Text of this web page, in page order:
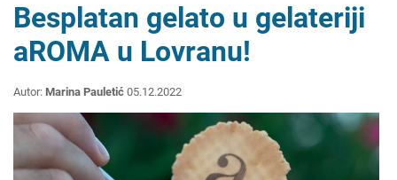
Besplatan gelato u gelateriji
aROMA u Lovranu!
Autor: Marina Pauletić 05.12.2022